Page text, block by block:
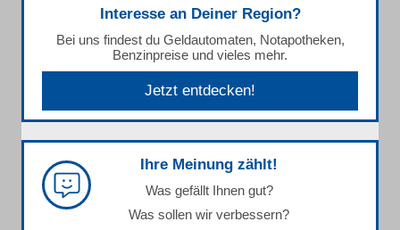
Interesse an Deiner Region?
Bei uns findest du Geldautomaten, Notapotheken,
Benzinpreise und vieles mehr.
Jetzt entdecken!
Ihre Meinung zählt!
Was gefällt Ihnen gut?
Was sollen wir verbessern?